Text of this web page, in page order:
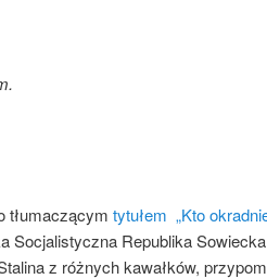
tłumaczącym tytułem „Kto
Socjalistyczna Republika
z różnych kawałków,